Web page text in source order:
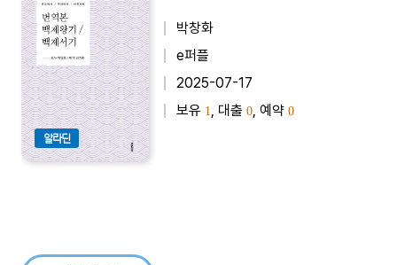
알라딘
박창화
e퍼플
2025-07-17
보유 1 , 대출 0 , 예약 0